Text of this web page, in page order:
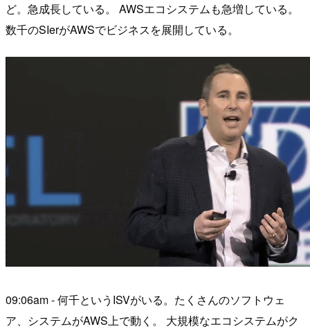
ど。急成長している。 AWSエコシステムも急増している。
数千のSIerがAWSでビジネスを展開している。
09:06am - 何千というISVがいる。たくさんのソフトウェ
ア、システムがAWS上で動く。 大規模なエコシステムがク